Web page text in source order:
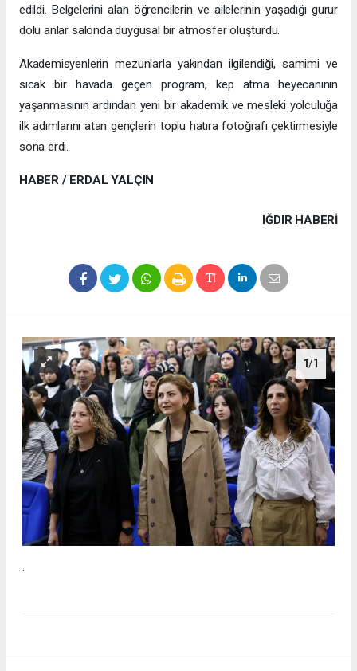
edildi. Belgelerini alan öğrencilerin ve ailelerinin yaşadığı gurur
dolu anlar salonda duygusal bir atmosfer oluşturdu.
Akademisyenlerin mezunlarla yakından ilgilendiği, samimi ve
sıcak bir havada geçen program, kep atma heyecanının
yaşanmasının ardından yeni bir akademik ve mesleki yolculuğa
ilk adımlarını atan gençlerin toplu hatıra fotoğrafı çektirmesiyle
sona erdi.
HABER / ERDAL YALÇIN
IĞDIR HABERİ
1/1